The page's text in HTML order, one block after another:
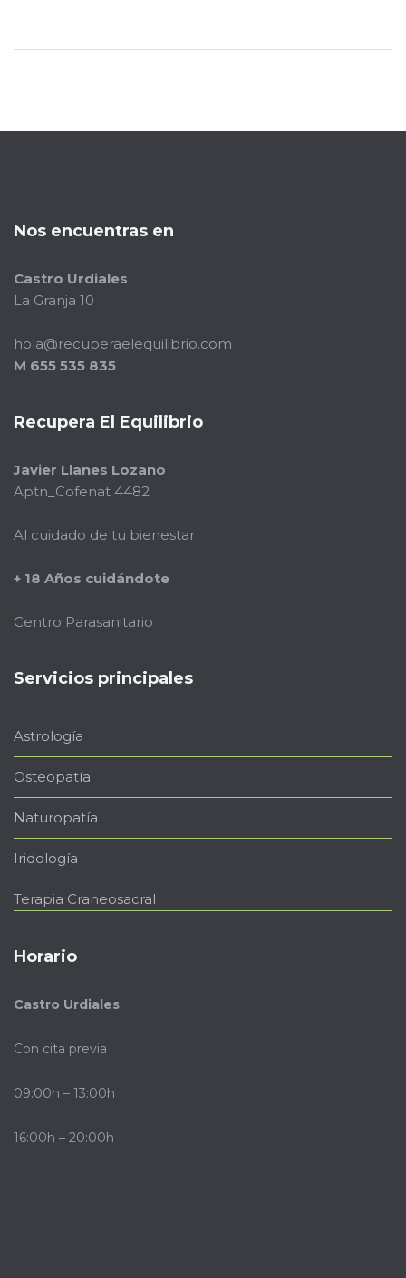
Nos encuentras en
Castro Urdiales
La Granja 10
hola@recuperaelequilibrio.com
M 655 535 835
Recupera El Equilibrio
Javier Llanes Lozano
Aptn_Cofenat 4482
Al cuidado de tu bienestar
+ 18 Años cuidándote
Centro Parasanitario
Servicios principales
Astrología
Osteopatía
Naturopatía
Iridología
Terapia Craneosacral
Horario
Castro Urdiales
Con cita previa
09:00h – 13:00h
16:00h – 20:00h